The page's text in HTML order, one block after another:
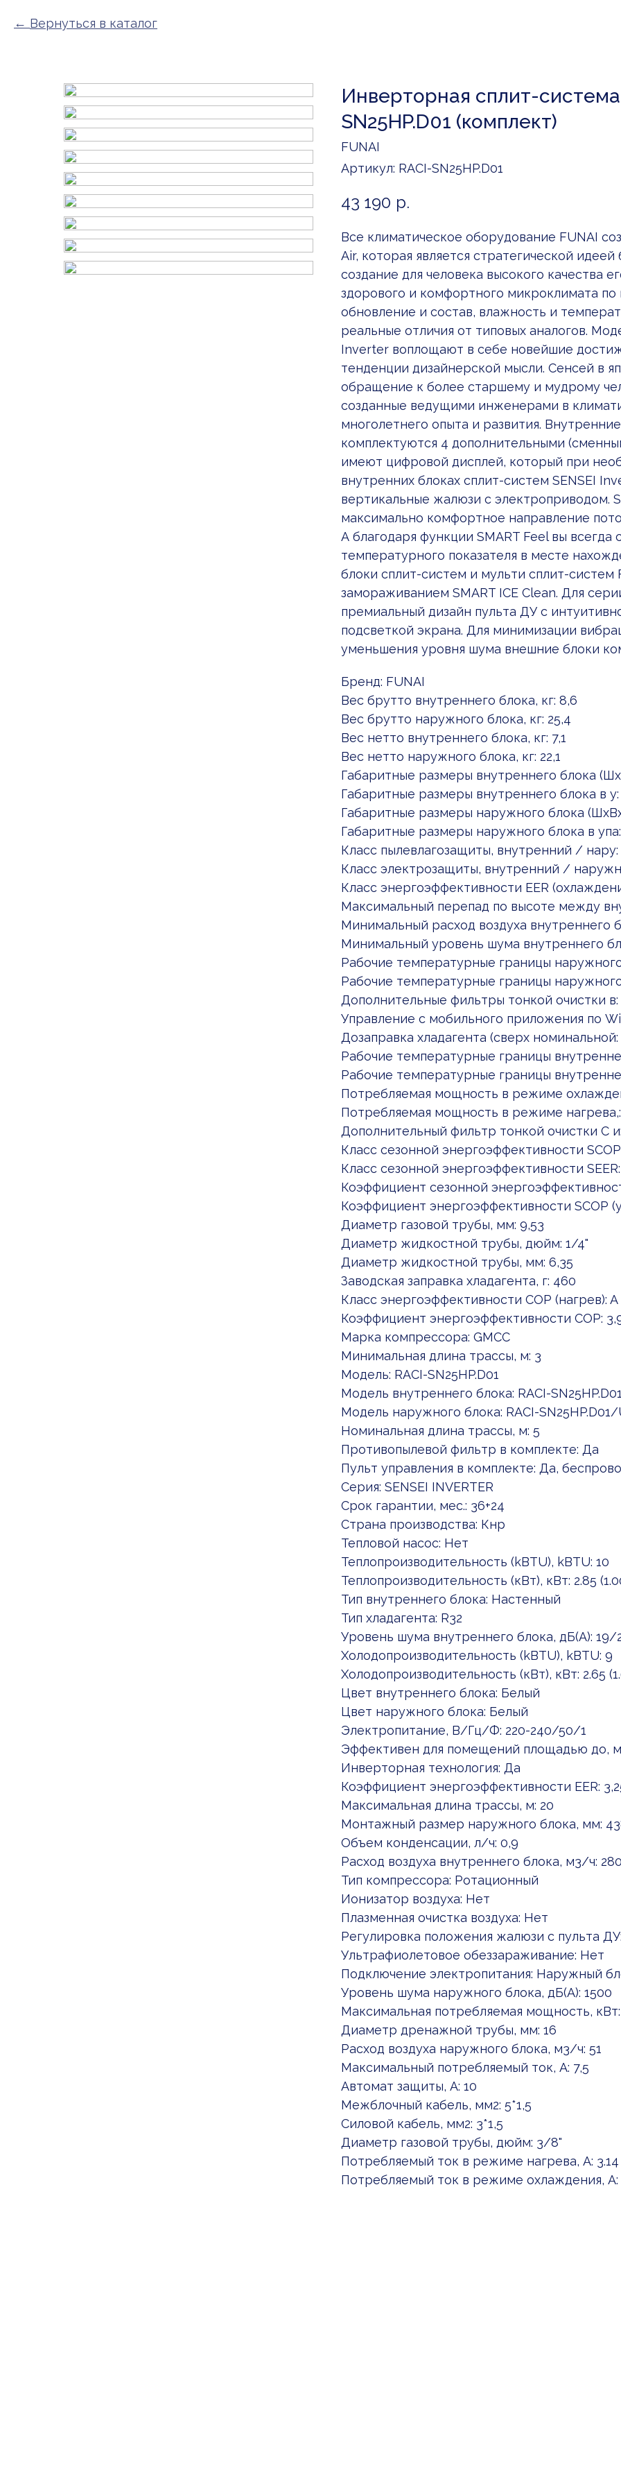
Вернуться в каталог
Инверторная сплит-система
SN25HP.D01 (комплект)
FUNAI
Артикул: RACI-SN25HP.D01
43 190 р.
Все климатическое оборудование FUNAI
Air, которая является стратегической
создание для человека высокого качества
здорового и комфортного микроклимата по
обновление и состав, влажность и
реальные отличия от типовых аналогов.
Inverter воплощают в себе новейшие
тенденции дизайнерской мысли. Сенсей в
обращение к более старшему и мудрому
созданные ведущими инженерами в
многолетнего опыта и развития.
комплектуются 4 дополнительными
имеют цифровой дисплей, который при
внутренних блоках сплит-систем SENSEI
вертикальные жалюзи с электроприводом.
максимально комфортное направление
А благодаря функции SMART Feel вы
температурного показателя в месте
блоки сплит-систем и мульти сплит-
замораживанием SMART ICE Clean. Для
премиальный дизайн пульта ДУ с
подсветкой экрана. Для минимизации
уменьшения уровня шума внешние блоки
Бренд: FUNAI
Вес брутто внутреннего блока, кг: 8,6
Вес брутто наружного блока, кг: 25,4
Вес нетто внутреннего блока, кг: 7,1
Вес нетто наружного блока, кг: 22,1
Габаритные размеры внутреннего блока
Габаритные размеры внутреннего блока в у:
Габаритные размеры наружного блока
Габаритные размеры наружного блока в
Класс пылевлагозащиты, внутренний /
Класс электрозащиты, внутренний /
Класс энергоэффективности EER
Максимальный перепад по высоте между
Минимальный расход воздуха внутреннего
Минимальный уровень шума внутреннего
Рабочие температурные границы
Рабочие температурные границы
Дополнительные фильтры тонкой очистки в:
Управление c мобильного приложения по
Дозаправка хладагента (сверх номинальной:
Рабочие температурные границы
Рабочие температурные границы
Потребляемая мощность в режиме
Потребляемая мощность в режиме нагрева,:
Дополнительный фильтр тонкой очистки С
Класс сезонной энергоэффективности
Класс сезонной энергоэффективности SEER:
Коэффициент сезонной
Коэффициент энергоэффективности SCOP
Диаметр газовой трубы, мм: 9,53
Диаметр жидкостной трубы, дюйм: 1/4"
Диаметр жидкостной трубы, мм: 6,35
Заводская заправка хладагента, г: 460
Класс энергоэффективности COP (нагрев): A
Коэффициент энергоэффективности COP:
Марка компрессора: GMCC
Минимальная длина трассы, м: 3
Модель: RACI-SN25HP.D01
Модель внутреннего блока: RACI-
Модель наружного блока: RACI-SN25HP.D01/
Номинальная длина трассы, м: 5
Противопылевой фильтр в комплекте: Да
Пульт управления в комплекте: Да,
Серия: SENSEI INVERTER
Срок гарантии, мес.: 36+24
Страна производства: Кнр
Тепловой насос: Нет
Теплопроизводительность (kBTU), kBTU: 10
Теплопроизводительность (кВт), кВт: 2.85
Тип внутреннего блока: Настенный
Тип хладагента: R32
Уровень шума внутреннего блока, дБ(А):
Холодопроизводительность (kBTU), kBTU: 9
Холодопроизводительность (кВт), кВт: 2.65
Цвет внутреннего блока: Белый
Цвет наружного блока: Белый
Электропитание, В/Гц/Ф: 220-240/50/1
Эффективен для помещений площадью до,
Инверторная технология: Да
Коэффициент энергоэффективности EER:
Максимальная длина трассы, м: 20
Монтажный размер наружного блока, мм:
Объем конденсации, л/ч: 0,9
Расход воздуха внутреннего блока, м3/ч:
Тип компрессора: Ротационный
Ионизатор воздуха: Нет
Плазменная очистка воздуха: Нет
Регулировка положения жалюзи с пульта
Ультрафиолетовое обеззараживание: Нет
Подключение электропитания: Наружный
Уровень шума наружного блока, дБ(А): 1500
Максимальная потребляемая мощность, кВт:
Диаметр дренажной трубы, мм: 16
Расход воздуха наружного блока, м3/ч: 51
Максимальный потребляемый ток, А: 7,5
Автомат защиты, А: 10
Межблочный кабель, мм2: 5*1,5
Силовой кабель, мм2: 3*1,5
Диаметр газовой трубы, дюйм: 3/8"
Потребляемый ток в режиме нагрева, А: 3.14
Потребляемый ток в режиме охлаждения, А: